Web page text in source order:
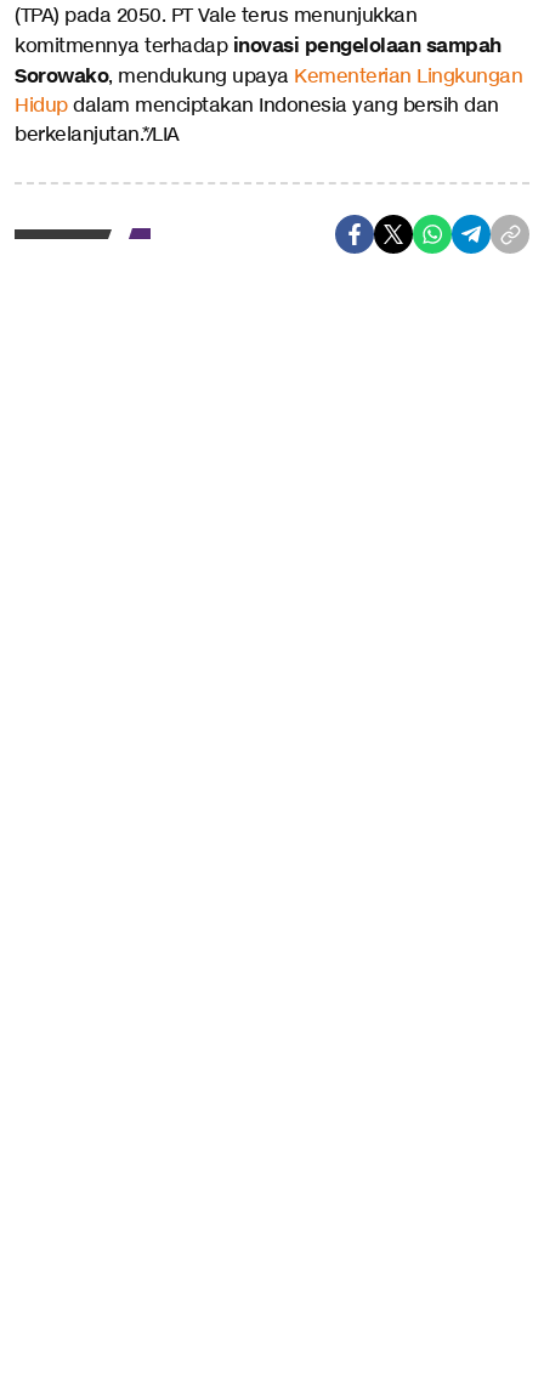
(TPA) pada 2050. PT Vale terus menunjukkan
komitmennya terhadap inovasi pengelolaan sampah
Sorowako, mendukung upaya Kementerian Lingkungan
Hidupdalam menciptakan Indonesia yang bersih dan
berkelanjutan.*/LIA